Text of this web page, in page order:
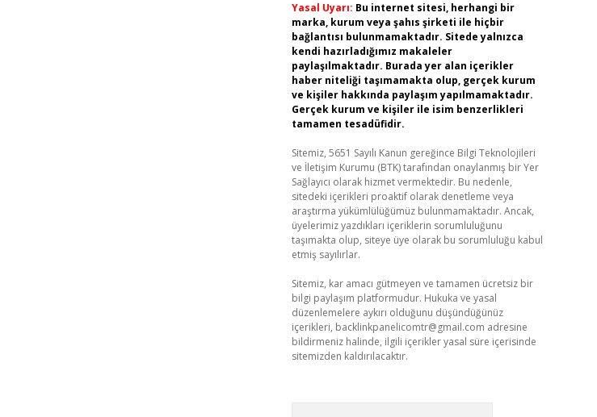
Yasal Uyarı: Bu internet sitesi, herhangi bir
marka, kurum veya şahıs şirketi ile hiçbir
bağlantısı bulunmamaktadır. Sitede yalnızca
kendi hazırladığımız makaleler
paylaşılmaktadır. Burada yer alan içerikler
haber niteliği taşımamakta olup, gerçek kurum
ve kişiler hakkında paylaşım yapılmamaktadır.
Gerçek kurum ve kişiler ile isim benzerlikleri
tamamen tesadüfidir.
Sitemiz, 5651 Sayılı Kanun gereğince Bilgi Teknolojileri
ve İletişim Kurumu (BTK) tarafından onaylanmış bir Yer
Sağlayıcı olarak hizmet vermektedir. Bu nedenle,
sitedeki içerikleri proaktif olarak denetleme veya
araştırma yükümlülüğümüz bulunmamaktadır. Ancak,
üyelerimiz yazdıkları içeriklerin sorumluluğunu
taşımakta olup, siteye üye olarak bu sorumluluğu kabul
etmiş sayılırlar.
Sitemiz, kar amacı gütmeyen ve tamamen ücretsiz bir
bilgi paylaşım platformudur. Hukuka ve yasal
düzenlemelere aykırı olduğunu düşündüğünüz
içerikleri, backlinkpanelicomtr@gmail.com adresine
bildirmeniz halinde, ilgili içerikler yasal süre içerisinde
sitemizden kaldırılacaktır.